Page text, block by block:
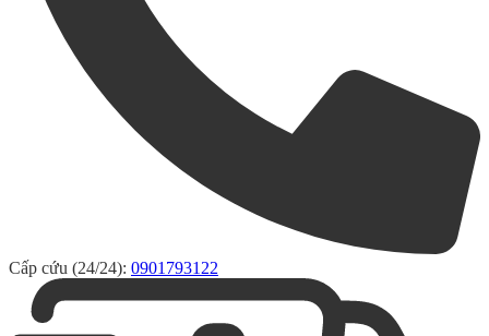
Cấp cứu (24/24): 0901793122